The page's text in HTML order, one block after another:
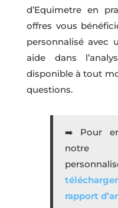
d’Equimetre en
offres vous
personnalisé avec
aide dans
disponible à tout
questions.
➡️ Pour
notre
rapport